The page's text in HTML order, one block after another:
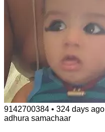
9142700384 • 324 days ago
adhura samachaar